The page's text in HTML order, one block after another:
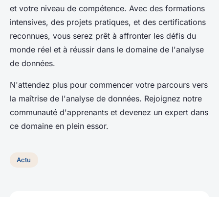
et votre niveau de compétence. Avec des formations
intensives, des projets pratiques, et des certifications
reconnues, vous serez prêt à affronter les défis du
monde réel et à réussir dans le domaine de l'analyse
de données.
N'attendez plus pour commencer votre parcours vers
la maîtrise de l'analyse de données. Rejoignez notre
communauté d'apprenants et devenez un expert dans
ce domaine en plein essor.
Actu